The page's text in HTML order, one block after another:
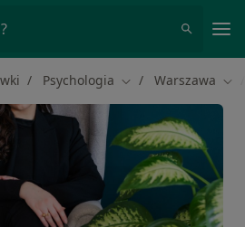
Psychologia Zmień miasto
Warszawa